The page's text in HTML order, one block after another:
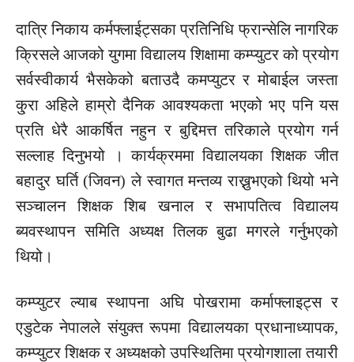
दात्रि निकाय कर्मफ्लाईट्सका प्रतिनिधि फ्रान्सेलि नागरिक
क्रिसले आजको युगमा विद्यालय शिक्षामा कम्प्युटर को प्रयोग
सर्वस्वीकार्य भैसकेको बताउदै कमप्युटर र मोबाईल जस्ता
कु्रा अहिले हाम्रो दैनिक आवश्यकता भएको भए पनि यस
प्रति धेरै आकर्षित नहुन र बुद्दिमत्त तरिकाले प्रयोग गर्न
सल्लाह दिनुभयो । कार्यक्रममा विद्यालयका शिक्षक जीत
बहादुर घर्ति (जिवन) ले स्वागत मन्तव्य राख्नुभएको थियो भने
सञ्चालन शिक्षक शिब खनाल र सभापतित्व विद्यालय
ब्यवस्थापन समिति अध्यक्ष तिलक बुढा मगरले गर्नुभएको
थियो।
कम्प्युटर ल्याब स्थापना अघि पोखरामा कर्माफ्लाइट्स र
एडुटेक नेपालले संयुक्त रूपमा विद्यालयका प्रधानाध्यापक,
कम्प्युटर शिक्षक र अध्यक्षको उपस्थितिमा प्रयोगशाला तयारी